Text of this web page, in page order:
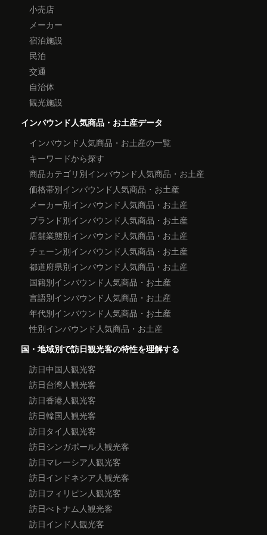
小売店
メーカー
宿泊施設
民泊
交通
自治体
観光施設
インバウンド人気商品・お土産データ
インバウンド人気商品・お土産の一覧
キーワードから探す
商品カテゴリ別インバウンド人気商品・お土産
価格帯別インバウンド人気商品・お土産
メーカー別インバウンド人気商品・お土産
ブランド別インバウンド人気商品・お土産
店舗業態別インバウンド人気商品・お土産
チェーン別インバウンド人気商品・お土産
都道府県別インバウンド人気商品・お土産
国籍別インバウンド人気商品・お土産
言語別インバウンド人気商品・お土産
年代別インバウンド人気商品・お土産
性別インバウンド人気商品・お土産
国・地域別で訪日観光客の特性を理解する
訪日中国人観光客
訪日台湾人観光客
訪日香港人観光客
訪日韓国人観光客
訪日タイ人観光客
訪日シンガポール人観光客
訪日マレーシア人観光客
訪日インドネシア人観光客
訪日フィリピン人観光客
訪日べトナム人観光客
訪日インド人観光客